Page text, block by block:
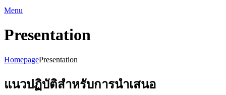
Menu
Presentation
HomepagePresentation
แนวปฏิบัติสำหรับการนำเสนอ